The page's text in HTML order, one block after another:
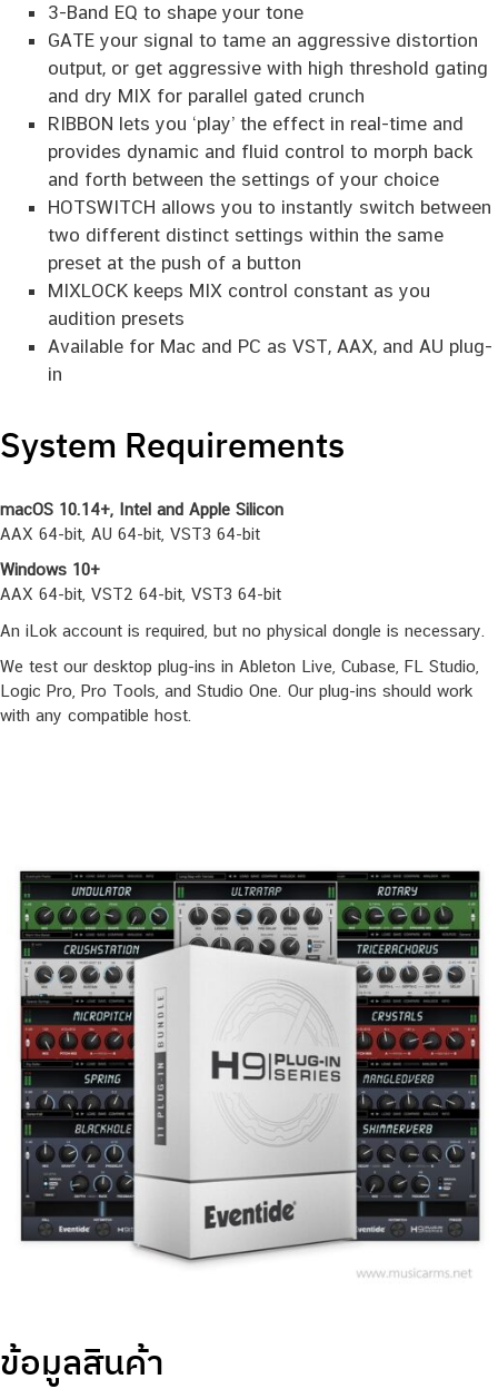
3-Band EQ to shape your tone
GATE your signal to tame an aggressive distortion
output, or get aggressive with high threshold gating
and dry MIX for parallel gated crunch
RIBBON lets you ‘play’ the effect in real-time and
provides dynamic and fluid control to morph back
and forth between the settings of your choice
HOTSWITCH allows you to instantly switch between
two different distinct settings within the same
preset at the push of a button
MIXLOCK keeps MIX control constant as you
audition presets
Available for Mac and PC as VST, AAX, and AU plug-
in
System Requirements
macOS 10.14+, Intel and Apple Silicon
AAX 64-bit, AU 64-bit, VST3 64-bit
Windows 10+
AAX 64-bit, VST2 64-bit, VST3 64-bit
An iLok account is required, but no physical dongle is necessary.
We test our desktop plug-ins in Ableton Live, Cubase, FL Studio,
Logic Pro, Pro Tools, and Studio One. Our plug-ins should work
with any compatible host.
ข้อมูลสินค้า